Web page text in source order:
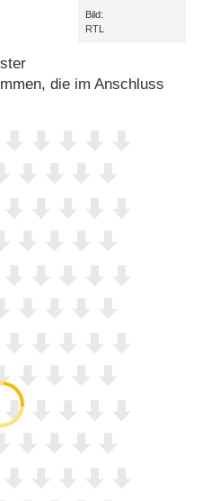
Bild:
RTL
die im Anschluss